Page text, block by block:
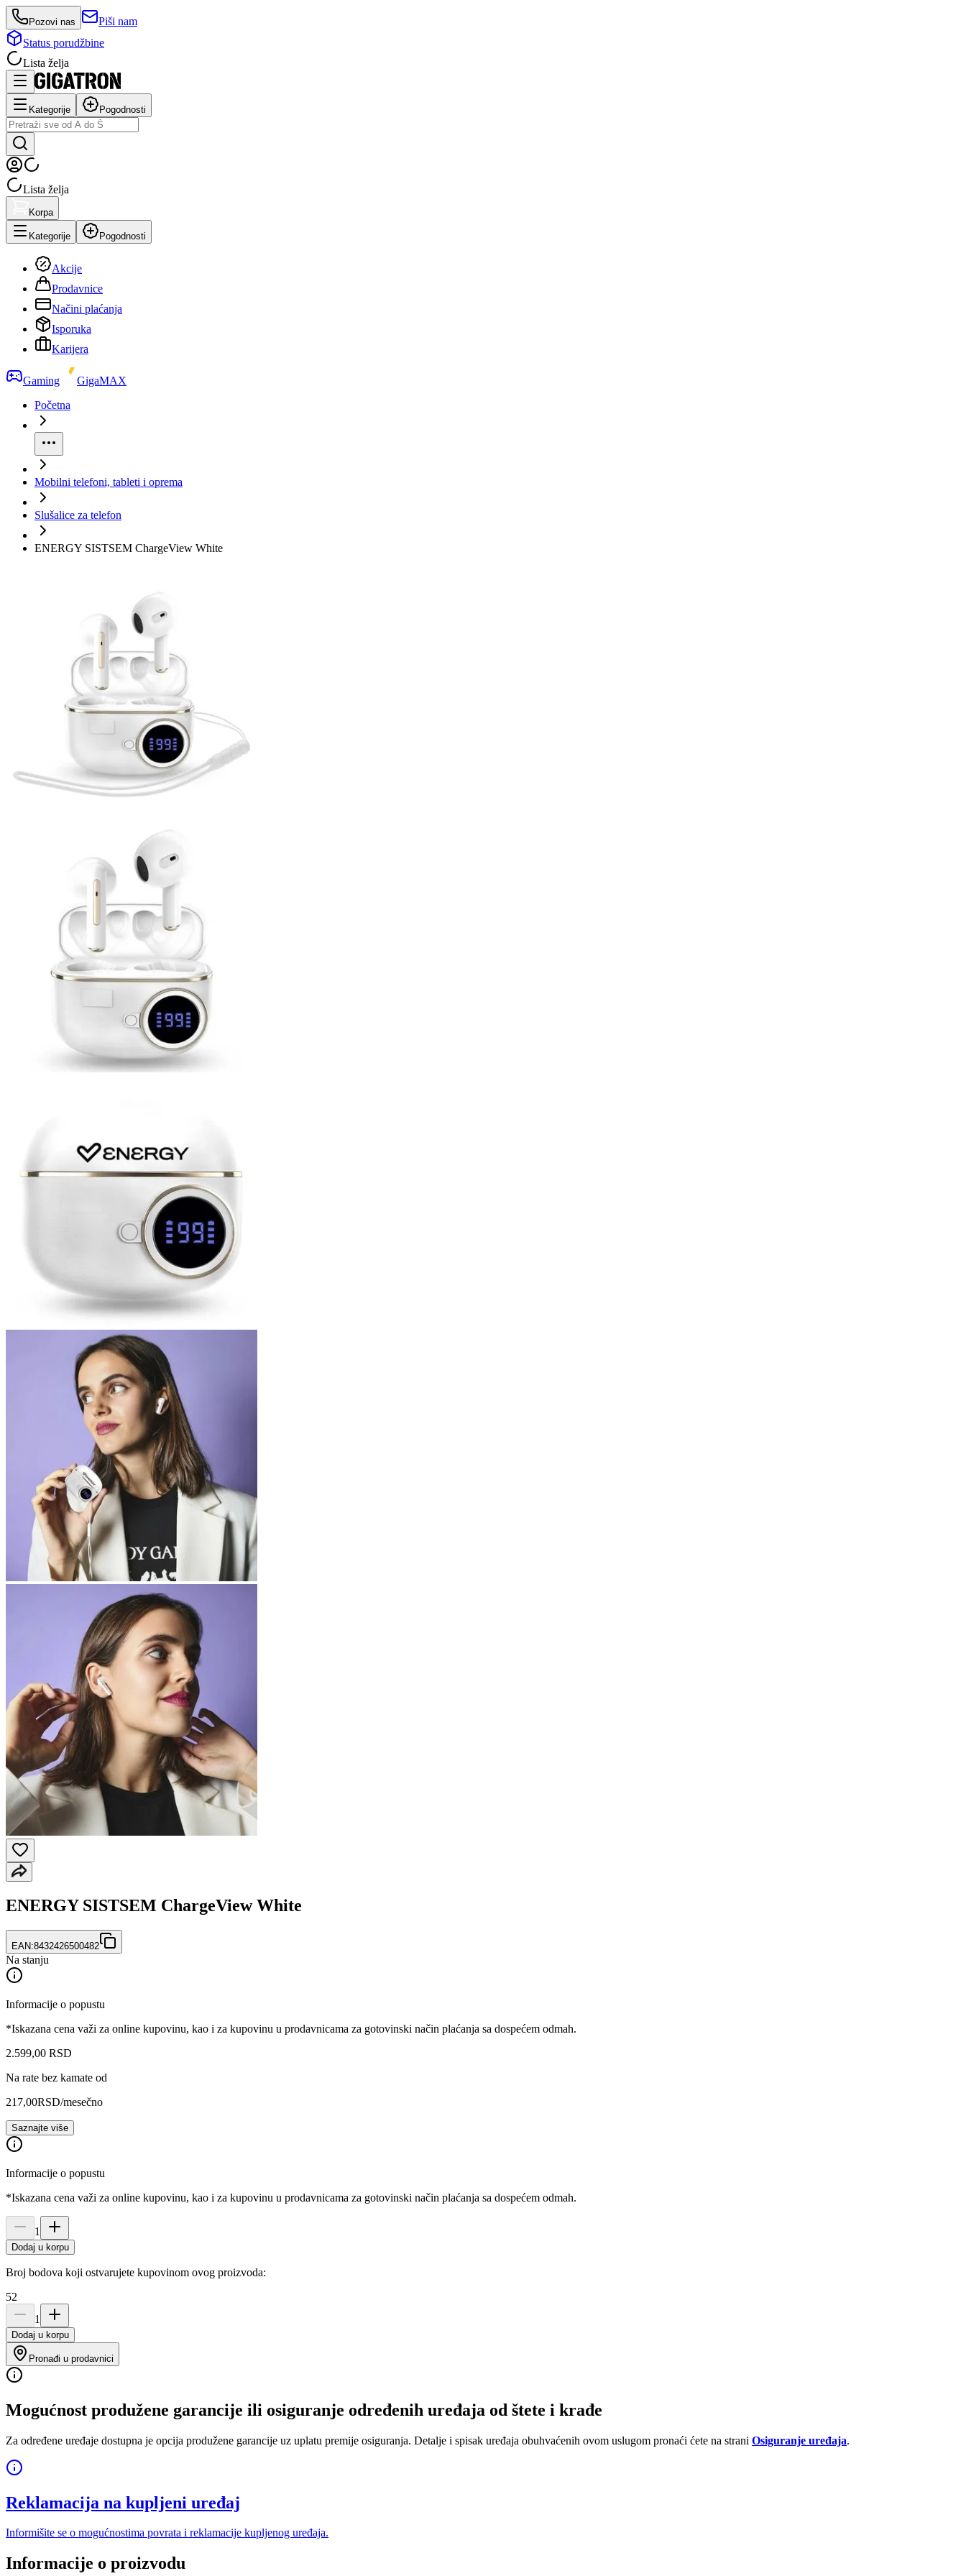
Pozovi nas
Piši nam
Status porudžbine
Lista želja
Kategorije Pogodnosti
Lista želja
Korpa
Kategorije Pogodnosti
Akcije
Prodavnice
Načini plaćanja
Isporuka
Karijera
Gaming
GigaMAX
Početna
Mobilni telefoni, tableti i oprema
Slušalice za telefon
ENERGY SISTSEM ChargeView White
ENERGY SISTSEM ChargeView White
EAN:8432426500482
Na stanju
Informacije o popustu
*Iskazana cena važi za online kupovinu, kao i za kupovinu u prodavnicama za gotovinski način plaćanja sa dospećem odmah.
2.599,00 RSD
Na rate bez kamate od
217,00RSD/mesečno
Saznajte više
Informacije o popustu
*Iskazana cena važi za online kupovinu, kao i za kupovinu u prodavnicama za gotovinski način plaćanja sa dospećem odmah.
1
Dodaj u korpu
Broj bodova koji ostvarujete kupovinom ovog proizvoda:
52
1
Dodaj u korpu
Pronađi u prodavnici
Mogućnost produžene garancije ili osiguranje određenih uređaja od štete i krađe
Za određene uređaje dostupna je opcija produžene garancije uz uplatu premije osiguranja. Detalje i spisak uređaja obuhvaćenih ovom uslugom pronaći ćete na strani Osiguranje uređaja.
Reklamacija na kupljeni uređaj
Informišite se o mogućnostima povrata i reklamacije kupljenog uređaja.
Informacije o proizvodu